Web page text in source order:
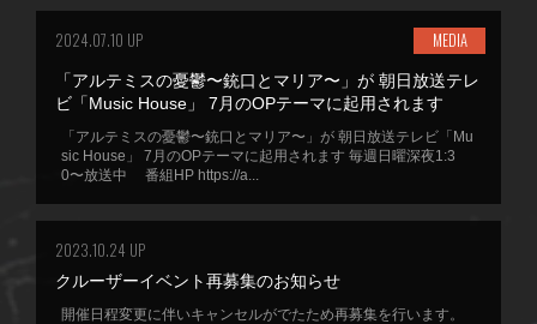
2024.07.10 UP MEDIA
「アルテミスの憂鬱〜銃口とマリア〜」が 朝日放送テレ
ビ「Music House」 7月のOPテーマに起用されます
「アルテミスの憂鬱〜銃口とマリア〜」が 朝日放送テレビ「Mu
sic House」 7月のOPテーマに起用されます 毎週日曜深夜1:3
0〜放送中 番組HP https://a...
2023.10.24 UP
クルーザーイベント再募集のお知らせ
開催日程変更に伴いキャンセルがでたため再募集を行います。